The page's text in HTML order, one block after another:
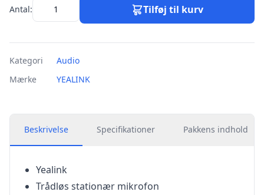
Antal: Tilføj til kurv
Kategori
Audio
Mærke
YEALINK
Beskrivelse Specifikationer Pakkens indhold
Yealink
Trådløs stationær mikrofon